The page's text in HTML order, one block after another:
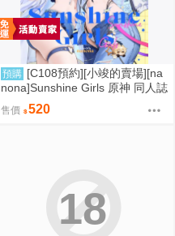
預購 [C108預約][小竣的賣場][na
nona]Sunshine Girls 原神 同人誌
id=3774614
售價 520
18